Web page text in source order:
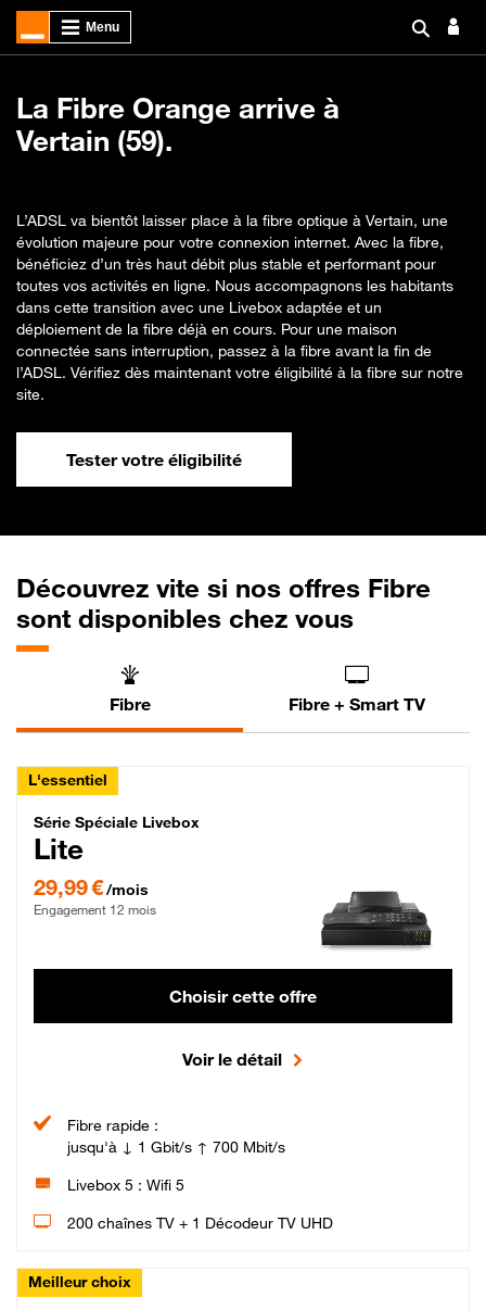
La Fibre Orange arrive à
Vertain (59).
L’ADSL va bientôt laisser place à la fibre optique à Vertain, une
évolution majeure pour votre connexion internet. Avec la fibre,
bénéficiez d’un très haut débit plus stable et performant pour
toutes vos activités en ligne. Nous accompagnons les habitants
dans cette transition avec une Livebox adaptée et un
déploiement de la fibre déjà en cours. Pour une maison
connectée sans interruption, passez à la fibre avant la fin de
l’ADSL. Vérifiez dès maintenant votre éligibilité à la fibre sur notre
site.
Tester votre éligibilité
Découvrez vite si nos offres Fibre
sont disponibles chez vous
Fibre Fibre + Smart TV
L'essentiel
Série Spéciale Livebox Lite Fibre
Série Spéciale Livebox
Lite
29,99 €/mois
Engagement 12 mois
Choisir cette offre
Voir le détail
Fibre rapide :
jusqu'à ↓ 1 Gbit/s ↑ 700 Mbit/s
Livebox 5 : Wifi 5
200 chaînes TV + 1 Décodeur TV UHD
Meilleur choix